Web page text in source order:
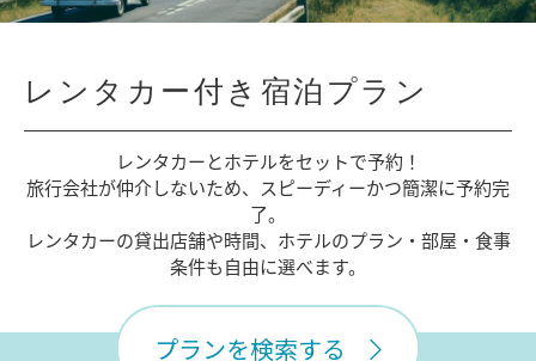
レンタカー付き宿泊プラン
レンタカーとホテルをセットで予約！
旅行会社が仲介しないため、
スピーディーかつ簡潔に予約完
了。
レンタカーの貸出店舗や時間、 ホテルのプラン・部屋・食事
条件も自由に選べます。
プランを検索する